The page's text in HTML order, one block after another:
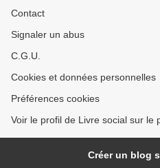
Contact
Signaler un abus
C.G.U.
Cookies et données personnelles
Préférences cookies
Voir le profil de Livre social sur le
Créer un blog